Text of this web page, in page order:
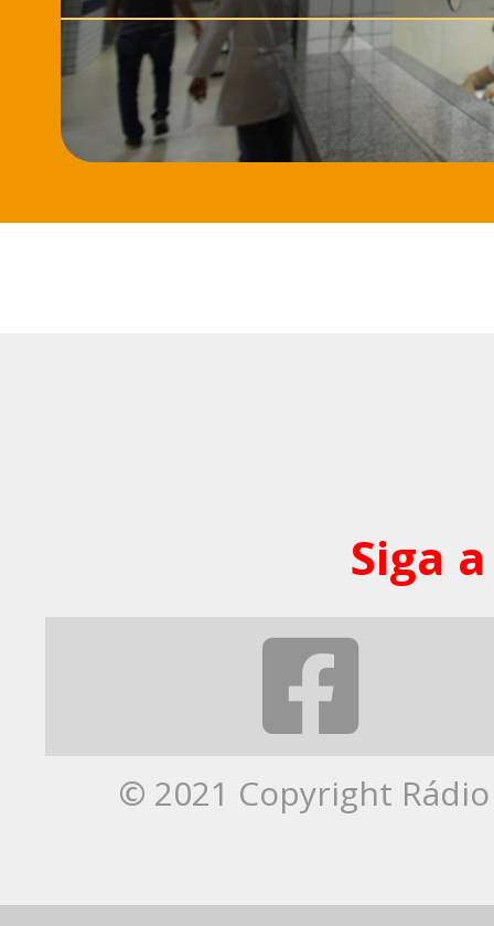
Siga
© 2021 Copyright